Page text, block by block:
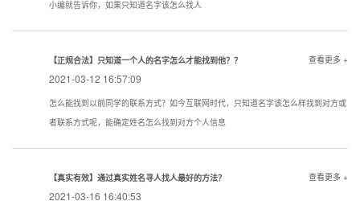
小编就告诉你，如果只知道名字该怎么找人
【正规合法】只知道一个人的名字怎么才能找到他？？
2021-03-12 16:57:09
查看更多 +
怎么能找到以前同学的联系方式？如今互联网时代，只知道名字该怎么样找到对方或
者联系方式呢，能确定姓名怎么找到对方个人信息
【真实有效】通过真实姓名寻人找人最好的方法？
2021-03-16 16:40:53
查看更多 +